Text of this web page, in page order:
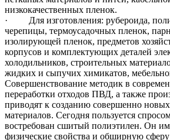
низкокачественных пленок.
· Для изготовления: рубероида,
черепицы, термоусадочных пленок,
изолирующей пленок, предметов
корпусов и комплектующих деталей
холодильников, строительных
жидких и сыпучих химикатов,
Совершенствование методик в
переработки отходов ПВД, а также
приводят к созданию совершенно
материалов. Сегодня пользуется
востребован сшитый полиэтилен. Он
физические свойства и обширную